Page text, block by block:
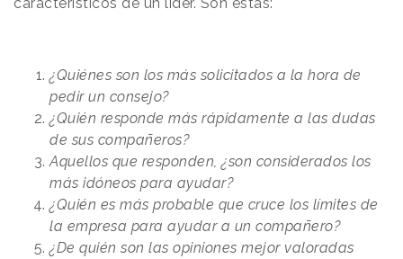
¿Quiénes son los más solicitados a la hora de
pedir un consejo?
¿Quién responde más rápidamente a las dudas
de sus compañeros?
Aquellos que responden, ¿son considerados los
más idóneos para ayudar?
¿Quién es más probable que cruce los límites de
la empresa para ayudar a un compañero?
¿De quién son las opiniones mejor valoradas